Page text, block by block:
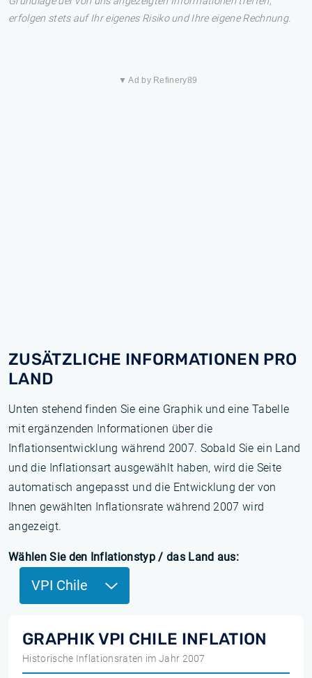
erfolgen stets auf Ihr eigenes Risiko und Ihre eigene Rechnung.
▼ Ad by Refinery89
ZUSÄTZLICHE INFORMATIONEN PRO
LAND
Unten stehend finden Sie eine Graphik und eine Tabelle
mit ergänzenden Informationen über die
Inflationsentwicklung während 2007. Sobald Sie ein Land
und die Inflationsart ausgewählt haben, wird die Seite
automatisch angepasst und die Entwicklung der von
Ihnen gewählten Inflationsrate während 2007 wird
angezeigt.
Wählen Sie den Inflationstyp / das Land aus:
VPI Chile
GRAPHIK VPI CHILE INFLATION
Historische Inflationsraten im Jahr 2007